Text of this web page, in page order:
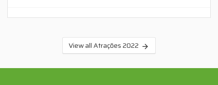
View all Atrações 2022